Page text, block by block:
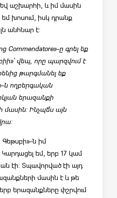
աշխարհի, և իմ մասին
եմ խոսում, իսկ դրանք
անհնար է:
Commendatore»-ը գրել եք
վեպ, որը պարզվում է
թարգմանել եք
ն ողբերգական
երազանքի
Ինչպե՞ս այն
Գեթսբի»-ն իմ
եմ, երբ 17 կամ
էի: Տպավորված էի այդ
մասին է և թե
երազանքները փշրվում